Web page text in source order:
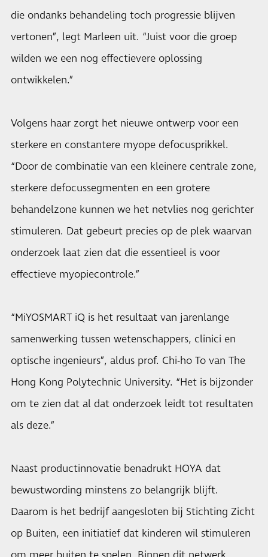
die ondanks behandeling toch progressie blijven
vertonen”, legt Marleen uit. “Juist voor die groep
wilden we een nog effectievere oplossing
ontwikkelen.”
Volgens haar zorgt het nieuwe ontwerp voor een
sterkere en constantere myope defocusprikkel.
“Door de combinatie van een kleinere centrale zone,
sterkere defocussegmenten en een grotere
behandelzone kunnen we het netvlies nog gerichter
stimuleren. Dat gebeurt precies op de plek waarvan
onderzoek laat zien dat die essentieel is voor
effectieve myopiecontrole.”
“MiYOSMART iQ is het resultaat van jarenlange
samenwerking tussen wetenschappers, clinici en
optische ingenieurs”, aldus prof. Chi-ho To van The
Hong Kong Polytechnic University. “Het is bijzonder
om te zien dat al dat onderzoek leidt tot resultaten
als deze.”
Naast productinnovatie benadrukt HOYA dat
bewustwording minstens zo belangrijk blijft.
Daarom is het bedrijf aangesloten bij Stichting Zicht
op Buiten, een initiatief dat kinderen wil stimuleren